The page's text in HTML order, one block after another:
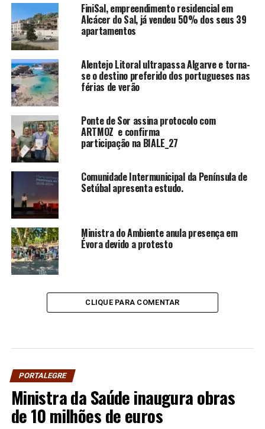
FiniSal, empreendimento residencial em
Alcácer do Sal, já vendeu 50% dos seus 39
apartamentos
Alentejo Litoral ultrapassa Algarve e torna-
se o destino preferido dos portugueses nas
férias de verão
Ponte de Sor assina protocolo com
ARTMOZ e confirma
participação na BIALE_27
Comunidade Intermunicipal da Península de
Setúbal apresenta estudo.
Ministra do Ambiente anula presença em
Évora devido a protesto
CLIQUE PARA COMENTAR
PORTALEGRE
Ministra da Saúde inaugura obras
de 10 milhões de euros